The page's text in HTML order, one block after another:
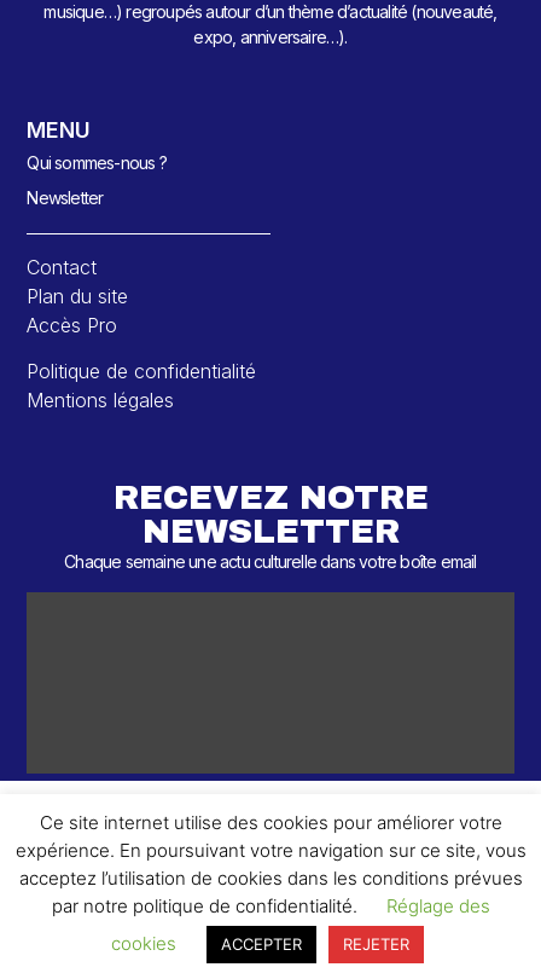
musique…) regroupés autour d’un thème d’actualité (nouveauté,
expo, anniversaire…).
MENU
Qui sommes-nous ?
Newsletter
Contact
Plan du site
Accès Pro
Politique de confidentialité
Mentions légales
RECEVEZ NOTRE
NEWSLETTER
Chaque semaine une actu culturelle dans votre boîte email
© 2026 – 2 ème Round – Tous droits réservés.
Ce site internet utilise des cookies pour améliorer votre
expérience. En poursuivant votre navigation sur ce site, vous
acceptez l’utilisation de cookies dans les conditions prévues
par notre politique de confidentialité.
Réglage des
cookies
ACCEPTER REJETER